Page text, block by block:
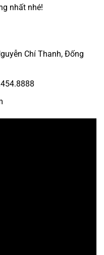
nhất nhé!
Chí Thanh, Đống